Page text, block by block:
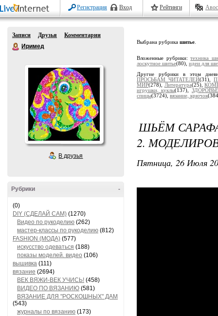
Регистрация Вход Рейтинги
Записи Друзья
Комментарии
Иримед
В друзья
-
Рубрики
(0)
DIY (СДЕЛАЙ САМ) (1270)
Видео по рукоделию (262)
мастер-классы по рукоделию (812)
FASHION (МОДА) (577)
искусство одеваться (188)
показы моделей. видео (106)
вышивка (111)
вязание (2694)
ВЕК ВЯЖИ-ВЕК УЧИСЬ! (458)
ВИДЕО ПО ВЯЗАНИЮ (581)
ВЯЗАНИЕ ДЛЯ "РОСКОШНЫХ" ДАМ
(543)
журналы по вязанию (173)
Выбрана рубрика шитье
Вложенные рубрики:техника
лоскутное шитье(80), идеи для
Другие рубрики в этом
ПРОСЬБАМ ЧИТАТЕЛЕЙ(31),
МИР(278), Литература(25),
игрушки, куклы(137), ЗДОРОВЬЕ
спицы(3724), вязание, крючок
ШЬЁМ
2.
Пятница, 26 Июля